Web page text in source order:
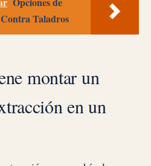
Taladros
montar un
en un